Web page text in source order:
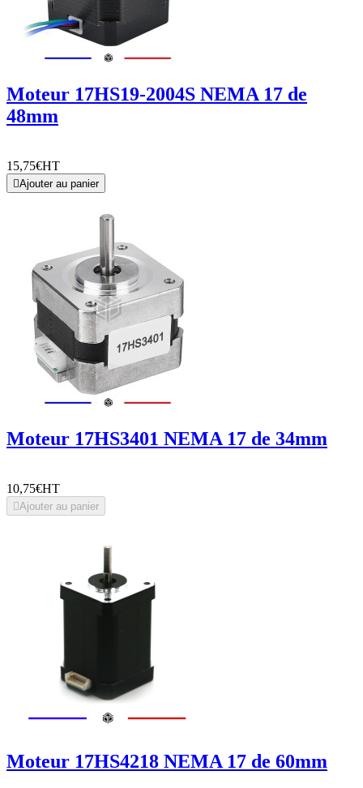
Moteur 17HS19-2004S NEMA 17 de
48mm
15,75€HT
Ajouter au panier
Moteur 17HS3401 NEMA 17 de 34mm
10,75€HT
Ajouter au panier
Moteur 17HS4218 NEMA 17 de 60mm